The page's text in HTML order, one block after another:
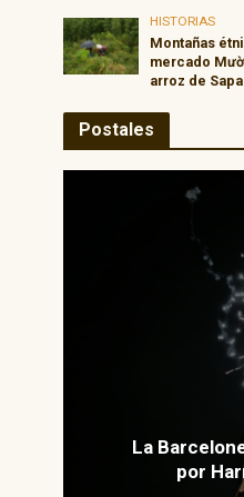
HISTORIAS
Montañas
mercado
arroz de Sapa
Postales
La
por